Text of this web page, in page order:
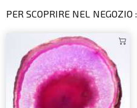
PER SCOPRIRE NEL NEGOZIO :